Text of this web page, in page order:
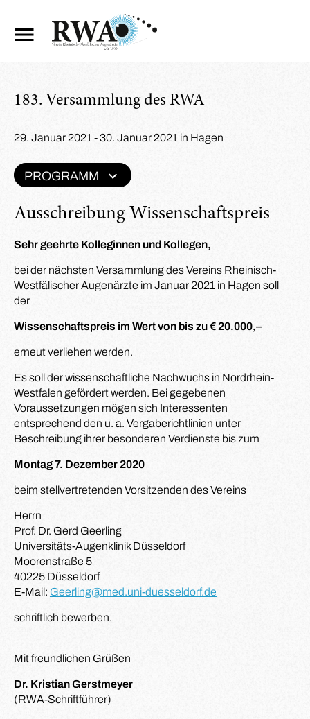
183. Versammlung des RWA
Ausschreibung Wissenschaftspreis
Sehr geehrte Kolleginnen und Kollegen,
bei der nächsten Versammlung des Vereins Rheinisch-
Westfälischer Augenärzte im Januar 2021 in Hagen soll
der
Wissenschaftspreis im Wert von bis zu € 20.000,–
erneut verliehen werden.
Es soll der wissenschaftliche Nachwuchs in Nordrhein-
Westfalen gefördert werden. Bei gegebenen
Voraussetzungen mögen sich Interessenten
entsprechend den u. a. Vergaberichtlinien unter
Beschreibung ihrer besonderen Verdienste bis zum
Montag 7. Dezember 2020
beim stellvertretenden Vorsitzenden des Vereins
Herrn
Prof. Dr. Gerd Geerling
Universitäts-Augenklinik Düsseldorf
Moorenstraße 5
40225 Düsseldorf
E-Mail: Geerling@med.uni-duesseldorf.de
schriftlich bewerben.
Mit freundlichen Grüßen
Dr. Kristian Gerstmeyer
(RWA-Schriftführer)
29. Januar 2021 - 30. Januar 2021 in Hagen
PROGRAMM